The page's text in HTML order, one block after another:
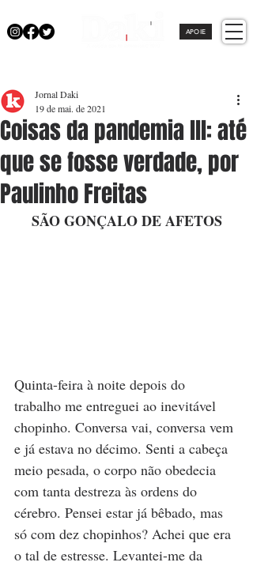
APOIE
Coisas da pandemia lll: até
que se fosse verdade, por
Paulinho Freitas
Jornal Daki
19 de mai. de 2021
SÃO GONÇALO DE AFETOS
Quinta-feira à noite depois do
trabalho me entreguei ao inevitável
chopinho. Conversa vai, conversa vem
e já estava no décimo. Senti a cabeça
meio pesada, o corpo não obedecia
com tanta destreza às ordens do
cérebro. Pensei estar já bêbado, mas
só com dez chopinhos? Achei que era
o tal de estresse. Levantei-me da